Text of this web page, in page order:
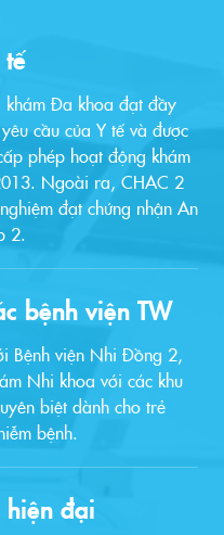
khám Đa khoa đạt đầy
cầu của Y tế và được
phép hoạt động khám
Ngoài ra, CHAC 2
đạt chứng nhận An
2.
bệnh viện TW
Bệnh viện Nhi Đồng 2,
Nhi khoa với các khu
biệt dành cho trẻ
bệnh.
hiện đại